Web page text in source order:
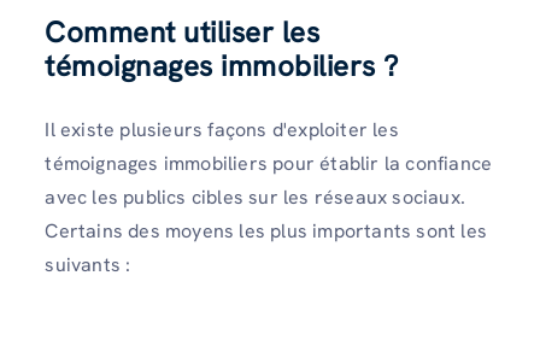
Comment utiliser les
témoignages immobiliers ?
Il existe plusieurs façons d'exploiter les
témoignages immobiliers pour établir la confiance
avec les publics cibles sur les réseaux sociaux.
Certains des moyens les plus importants sont les
suivants :